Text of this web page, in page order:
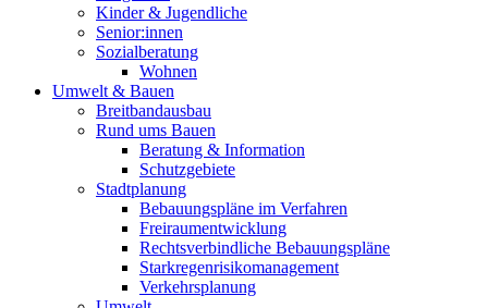
Kinder & Jugendliche
Senior:innen
Sozialberatung
Wohnen
Umwelt & Bauen
Breitbandausbau
Rund ums Bauen
Beratung & Information
Schutzgebiete
Stadtplanung
Bebauungspläne im Verfahren
Freiraumentwicklung
Rechtsverbindliche Bebauungspläne
Starkregenrisikomanagement
Verkehrsplanung